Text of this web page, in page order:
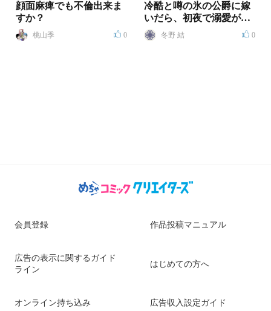
顔面麻痺でも不倫出来ま
すか？
桃山季 0
冷酷と噂の氷の公爵に嫁
いだら、初夜で溺愛が始
まった件
冬野 結 0
会員登録 作品投稿マニュアル
広告の表示に関するガイド
ライン
はじめての方へ
オンライン持ち込み 広告収入設定ガイド